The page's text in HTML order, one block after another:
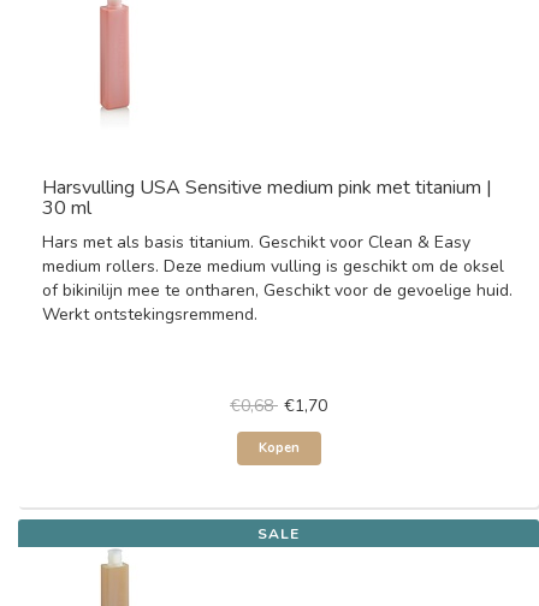
Harsvulling USA Sensitive medium pink met titanium |
30 ml
Hars met als basis titanium. Geschikt voor Clean & Easy
medium rollers. Deze medium vulling is geschikt om de oksel
of bikinilijn mee te ontharen, Geschikt voor de gevoelige huid.
Werkt ontstekingsremmend.
€0,68 €1,70
Kopen
SALE